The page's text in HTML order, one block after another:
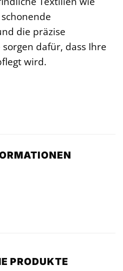
die präzise
dafür, dass Ihre
wird.
PRODUKTE